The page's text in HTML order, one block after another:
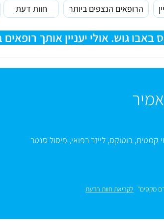
הרופאים הנצפים ביותר חוות דעת
גוש. אולי יעניין אותך
קמטים, בוטוקס, לייזר רפואי, פיסול סנטר
מקסים" לקריאת חוות הדעת